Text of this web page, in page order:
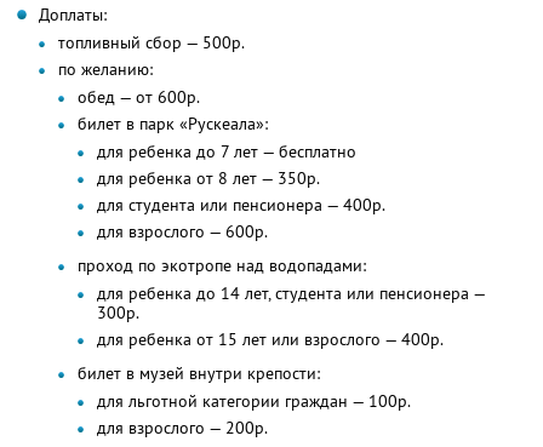
Доплаты:
топливный сбор — 500р.
по желанию:
обед — от 600р.
билет в парк «Рускеала»:
для ребенка до 7 лет — бесплатно
для ребенка от 8 лет — 350р.
для студента или пенсионера — 400р.
для взрослого — 600р.
проход по экотропе над водопадами:
для ребенка до 14 лет, студента или пенсионера —
300р.
для ребенка от 15 лет или взрослого — 400р.
билет в музей внутри крепости:
для льготной категории граждан — 100р.
для взрослого — 200р.